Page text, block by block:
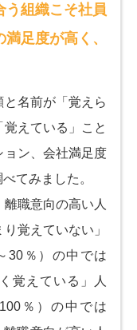
う組織こそ社員
足度が高く、
名前が「覚えら
えている」こと
ョン、会社満足度
てみました。
職意向の高い人
覚えていない」
30％）の中では
覚えている」人
％）の中では